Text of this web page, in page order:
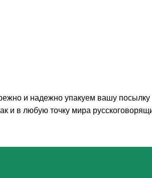
и надежно упакуем вашу
и в любую точку мира